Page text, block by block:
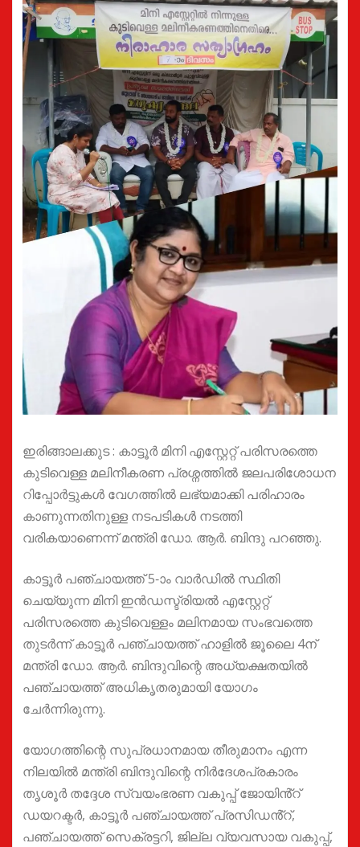
ഇരിങ്ങാലക്കുട : കാട്ടൂർ മിനി എസ്റ്റേറ്റ് പരിസരത്തെ
കുടിവെള്ള മലിനീകരണ പ്രശ്നത്തിൽ ജലപരിശോധന
റിപ്പോർട്ടുകൾ വേഗത്തിൽ ലഭ്യമാക്കി പരിഹാരം
കാണുന്നതിനുള്ള നടപടികൾ നടത്തി
വരികയാണെന്ന് മന്ത്രി ഡോ. ആർ. ബിന്ദു പറഞ്ഞു.
കാട്ടൂർ പഞ്ചായത്ത് 5-ാം വാർഡിൽ സ്ഥിതി
ചെയ്യുന്ന മിനി ഇൻഡസ്ട്രിയൽ എസ്റ്റേറ്റ്
പരിസരത്തെ കുടിവെള്ളം മലിനമായ സംഭവത്തെ
തുടർന്ന് കാട്ടൂർ പഞ്ചായത്ത് ഹാളിൽ ജൂലൈ 4ന്
മന്ത്രി ഡോ. ആർ. ബിന്ദുവിന്റെ അധ്യക്ഷതയിൽ
പഞ്ചായത്ത് അധികൃതരുമായി യോഗം
ചേർന്നിരുന്നു.
യോഗത്തിന്റെ സുപ്രധാനമായ തീരുമാനം എന്ന
നിലയിൽ മന്ത്രി ബിന്ദുവിന്റെ നിർദേശപ്രകാരം
തൃശൂർ തദ്ദേശ സ്വയംഭരണ വകുപ്പ് ജോയിൻ്റ്
ഡയറക്ടർ, കാട്ടൂർ പഞ്ചായത്ത് പ്രസിഡൻ്റ്,
പഞ്ചായത്ത് സെക്രട്ടറി, ജില്ല വ്യവസായ വകുപ്പ്,